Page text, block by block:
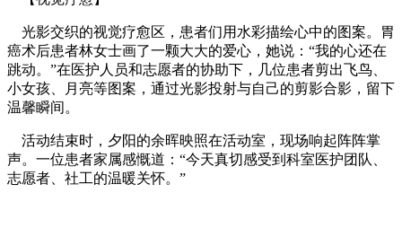
光影交织的视觉疗愈区，患者们用水彩描绘心中的图案。胃
癌术后患者林女士画了一颗大大的爱心，她说：“我的心还在
跳动。”在医护人员和志愿者的协助下，几位患者剪出飞鸟、
小女孩、月亮等图案，通过光影投射与自己的剪影合影，留下
温馨瞬间。
活动结束时，夕阳的余晖映照在活动室，现场响起阵阵掌
声。一位患者家属感慨道：“今天真切感受到科室医护团队、
志愿者、社工的温暖关怀。”